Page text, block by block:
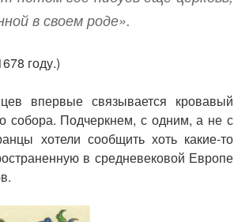
в своем роде».
году.)
впервые связывается кровавый
собора. Подчеркнем, с одним, а не с
хотели сообщить хоть какие-то
в средневековой Европе